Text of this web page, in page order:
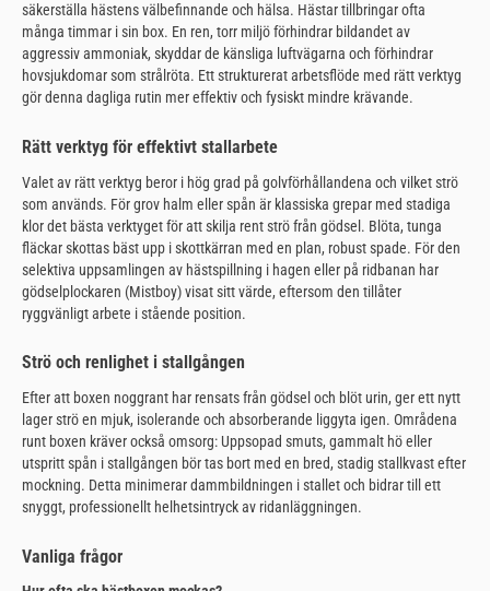
säkerställa hästens välbefinnande och hälsa. Hästar tillbringar ofta
många timmar i sin box. En ren, torr miljö förhindrar bildandet av
aggressiv ammoniak, skyddar de känsliga luftvägarna och förhindrar
hovsjukdomar som strålröta. Ett strukturerat arbetsflöde med rätt verktyg
gör denna dagliga rutin mer effektiv och fysiskt mindre krävande.
Rätt verktyg för effektivt stallarbete
Valet av rätt verktyg beror i hög grad på golvförhållandena och vilket strö
som används. För grov halm eller spån är klassiska grepar med stadiga
klor det bästa verktyget för att skilja rent strö från gödsel. Blöta, tunga
fläckar skottas bäst upp i skottkärran med en plan, robust spade. För den
selektiva uppsamlingen av hästspillning i hagen eller på ridbanan har
gödselplockaren (Mistboy) visat sitt värde, eftersom den tillåter
ryggvänligt arbete i stående position.
Strö och renlighet i stallgången
Efter att boxen noggrant har rensats från gödsel och blöt urin, ger ett nytt
lager strö en mjuk, isolerande och absorberande liggyta igen. Områdena
runt boxen kräver också omsorg: Uppsopad smuts, gammalt hö eller
utspritt spån i stallgången bör tas bort med en bred, stadig stallkvast efter
mockning. Detta minimerar dammbildningen i stallet och bidrar till ett
snyggt, professionellt helhetsintryck av ridanläggningen.
Vanliga frågor